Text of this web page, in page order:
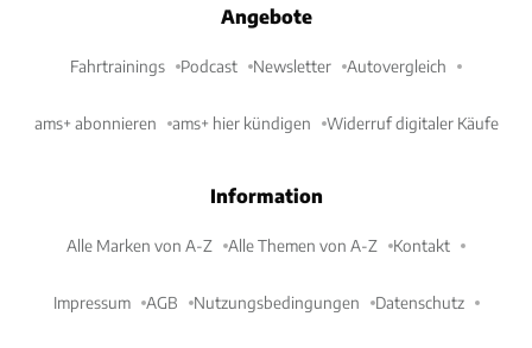
Angebote
Fahrtrainings Podcast Newsletter Autovergleich
ams+ abonnieren ams+ hier kündigen Widerruf digitaler Käufe
Information
Alle Marken von A-Z Alle Themen von A-Z Kontakt
Impressum AGB Nutzungsbedingungen Datenschutz